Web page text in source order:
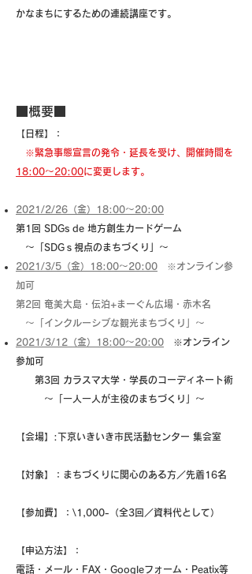
かなまちにするための連続講座です。
■概要■
【日程】：
※​緊急事態宣言の発令・延長を受け、開催時間を
18:00～20:00に変更します。
2021/2/26（金）18:00～20:00
第1回 SDGs de 地方創生カードゲーム
～「SDGｓ視点のまちづくり」～
2021/3/5（金）18:00～20:00
※オンライン参
加可
第2回 奄美大島・伝泊+まーぐん広場・赤木名
～「インクルーシブな観光まちづくり」～
2021/3/12（金）18:00～20:00
※オンライン
参加可
第3回 カラスマ大学・学長のコーディネート術
～「一人一人が主役のまちづくり」～
【会場】:下京いきいき市民活動センター 集会室
【対象】：まちづくりに関心のある方／先着16名
【参加費】：\1,000-（全3回／資料代として）
【申込方法】：
電話・メール・FAX・Googleフォーム・Peatix等